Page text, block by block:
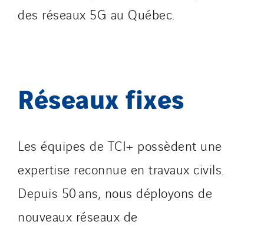
des réseaux 5G au Québec.
Réseaux fixes
Les équipes de TCI+ possèdent une
expertise reconnue en travaux civils.
Depuis 50 ans, nous déployons de
nouveaux réseaux de